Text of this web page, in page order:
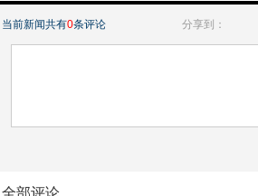
当前新闻共有0条评论 分享到：
全部评论